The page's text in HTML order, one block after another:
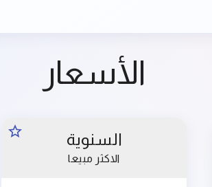
الأسعار
السنوية
الاكثر مبيعا